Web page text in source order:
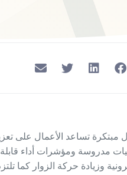
تساعد الأعمال على
مدروسة ومؤشرات أداء
وزيادة حركة الزوار كما